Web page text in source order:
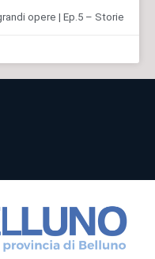
opere | Ep.5 – Storie